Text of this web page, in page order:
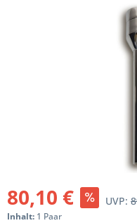
80,10 € UVP:
Inhalt: 1 Paar